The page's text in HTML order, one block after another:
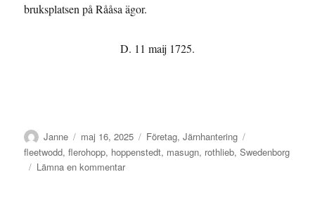
bruksplatsen på Rååsa ägor.
D. 11 maij 1725.
Författare
Janne
Publicerat
den
maj 16, 2025 Kategorier
Företag,Järnhantering
fleetwodd,flerohopp, hoppenstedt, masugn, rothlieb,Swedenborg
Lämna en kommentartill